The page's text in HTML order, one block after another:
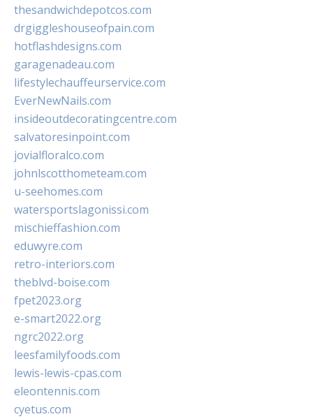
thesandwichdepotcos.com
drgiggleshouseofpain.com
hotflashdesigns.com
garagenadeau.com
lifestylechauffeurservice.com
EverNewNails.com
insideoutdecoratingcentre.com
salvatoresinpoint.com
jovialfloralco.com
johnlscotthometeam.com
u-seehomes.com
watersportslagonissi.com
mischieffashion.com
eduwyre.com
retro-interiors.com
theblvd-boise.com
fpet2023.org
e-smart2022.org
ngrc2022.org
leesfamilyfoods.com
lewis-lewis-cpas.com
eleontennis.com
cyetus.com